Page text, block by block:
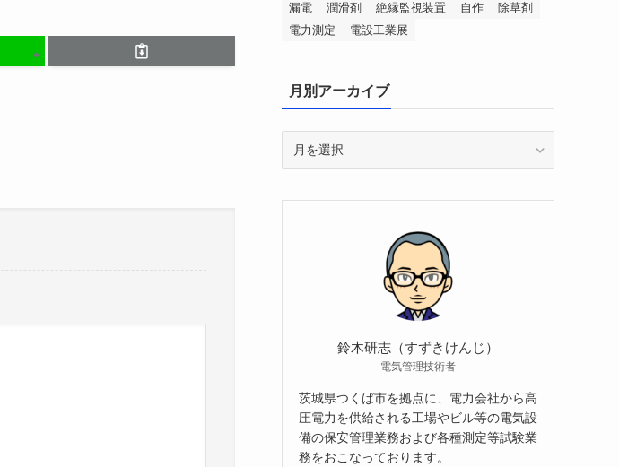
漏電
潤滑剤 絶縁監視装置 自作
除草剤
電力測定
電設工業展
月別アーカイブ
ー
鈴木研志（すずきけんじ）
電気管理技術者
茨城県つくば市を拠点に、電力会社から高
圧電力を供給される工場やビル等の電気設
備の保安管理業務および各種測定等試験業
務をおこなっております。